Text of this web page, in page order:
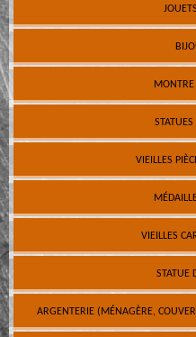
VIEILLES
VIEILLES
STATUE
ARGENTERIE (MÉNAGÈRE,